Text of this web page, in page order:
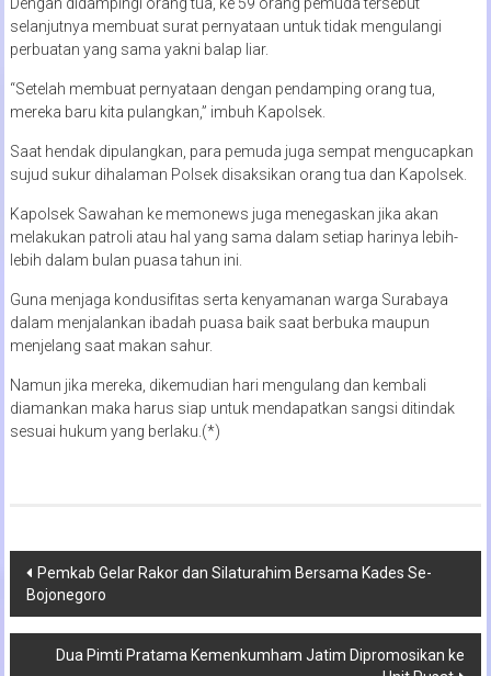
selanjutnya membuat surat pernyataan untuk tidak mengulangi
perbuatan yang sama yakni balap liar.
“Setelah membuat pernyataan dengan pendamping orang tua,
mereka baru kita pulangkan,” imbuh Kapolsek.
Saat hendak dipulangkan, para pemuda juga sempat mengucapkan
sujud sukur dihalaman Polsek disaksikan orang tua dan Kapolsek.
Kapolsek Sawahan ke memonews juga menegaskan jika akan
melakukan patroli atau hal yang sama dalam setiap harinya lebih-
lebih dalam bulan puasa tahun ini.
Guna menjaga kondusifitas serta kenyamanan warga Surabaya
dalam menjalankan ibadah puasa baik saat berbuka maupun
menjelang saat makan sahur.
Namun jika mereka, dikemudian hari mengulang dan kembali
diamankan maka harus siap untuk mendapatkan sangsi ditindak
sesuai hukum yang berlaku.(*)
Navigasi
pos
Pemkab Gelar Rakor dan Silaturahim Bersama Kades Se-
Bojonegoro
Dua Pimti Pratama Kemenkumham Jatim Dipromosikan ke